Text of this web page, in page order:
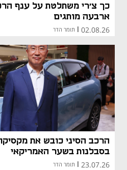
כך צ'רי משתלטת על ענף
ארבעה מותגים
02.08.26 תומר הדר
הרכב הסיני כובש את
בסבלנות בשער האמריקאי
23.07.26 תומר הדר